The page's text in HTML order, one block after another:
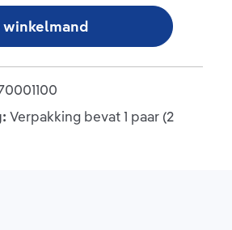
winkelmand
Verpakking bevat 1 paar (2